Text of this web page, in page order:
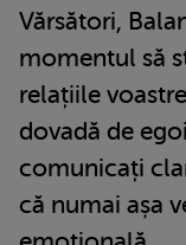
Vărsători,
momentul să
relațiile
dovadă de
comunicați
că numai așa